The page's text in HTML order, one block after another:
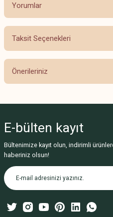
Yorumlar
Taksit Seçenekleri
Önerileriniz
Görüş ve önerileriniz için teşekkür
Ürün resmi kalitesiz, bozuk
Ürün açıklamasında eksik
Ürün bilgilerinde hatalar
Bu ürüne benzer farklı
E-bülten kayıt
Bültenimize kayıt olun, indirimli
haberiniz olsun!